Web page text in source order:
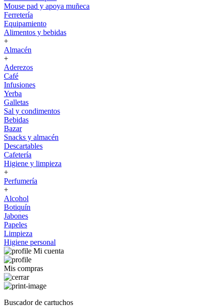
Mouse pad y apoya muñeca
Ferretería
Equipamiento
Alimentos y bebidas
+
Almacén
+
Aderezos
Café
Infusiones
Yerba
Galletas
Sal y condimentos
Bebidas
Bazar
Snacks y almacén
Descartables
Cafetería
Higiene y limpieza
+
Perfumería
+
Alcohol
Botiquín
Jabones
Papeles
Limpieza
Higiene personal
Mi cuenta
Mis compras
Buscador de cartuchos